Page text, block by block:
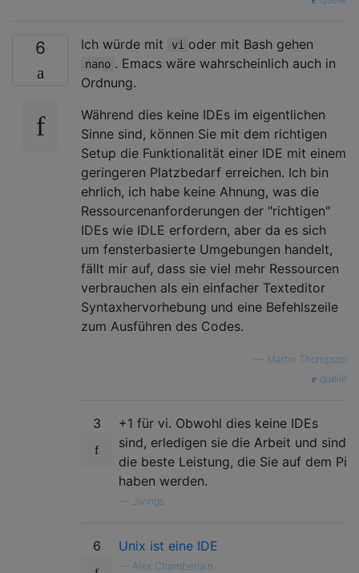
6 Ich würde mit vi oder mit Bash gehen
nano . Emacs wäre wahrscheinlich auch in
Ordnung.
Während dies keine IDEs im eigentlichen
Sinne sind, können Sie mit dem richtigen
Setup die Funktionalität einer IDE mit einem
geringeren Platzbedarf erreichen. Ich bin
ehrlich, ich habe keine Ahnung, was die
Ressourcenanforderungen der "richtigen"
IDEs wie IDLE erfordern, aber da es sich
um fensterbasierte Umgebungen handelt,
fällt mir auf, dass sie viel mehr Ressourcen
verbrauchen als ein einfacher Texteditor
Syntaxhervorhebung und eine Befehlszeile
zum Ausführen des Codes.
Martin Thompson
quelle
3
+1 für vi. Obwohl dies keine IDEs
sind, erledigen sie die Arbeit und sind
die beste Leistung, die Sie auf dem Pi
haben werden.
Jivings
6 Unix ist eine IDE
Alex Chamberlain